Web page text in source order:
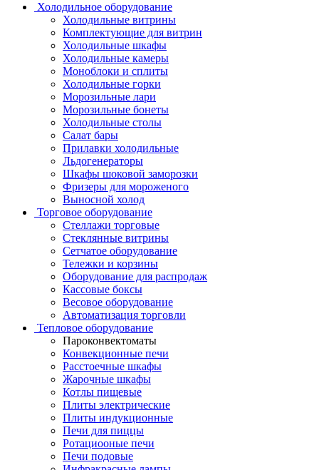
Холодильное оборудование
Холодильные витрины
Комплектующие для витрин
Холодильные шкафы
Холодильные камеры
Моноблоки и сплиты
Холодильные горки
Морозильные лари
Морозильные бонеты
Холодильные столы
Салат бары
Прилавки холодильные
Льдогенераторы
Шкафы шоковой заморозки
Фризеры для мороженого
Выносной холод
Торговое оборудование
Стеллажи торговые
Стеклянные витрины
Сетчатое оборудование
Тележки и корзины
Оборудование для распродаж
Кассовые боксы
Весовое оборудование
Автоматизация торговли
Тепловое оборудование
Пароконвектоматы
Конвекционные печи
Расстоечные шкафы
Жарочные шкафы
Котлы пищевые
Плиты электрические
Плиты индукционные
Печи для пиццы
Ротациооные печи
Печи подовые